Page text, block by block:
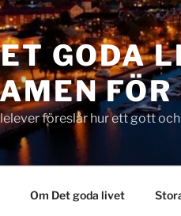
GODA
föreslår hur ett gott
Om Det goda livet